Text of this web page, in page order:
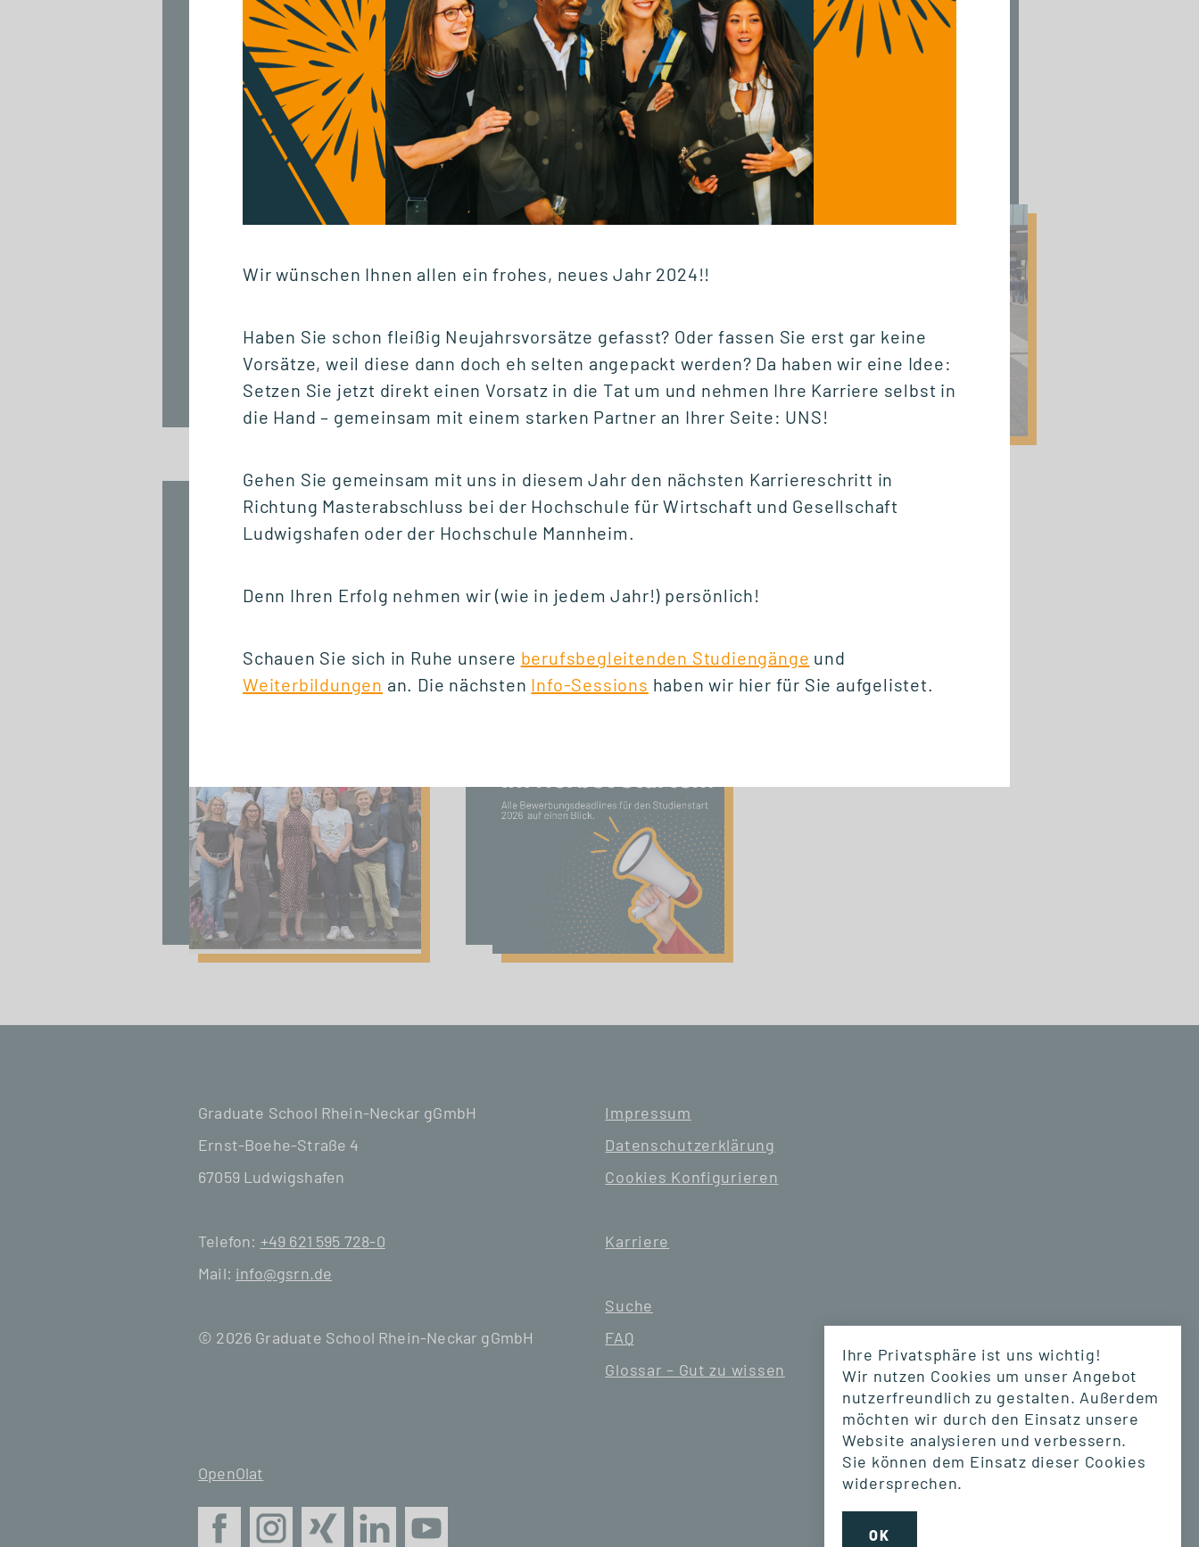
Semesterabschluss
mit digitalen
Praxisprojekten
Wettbewerbsvorteil
Lernen: Gemeinsam
den Mittelstand
stärken
#GSRNonTour:
Logistik hautnah
erleben auf der
Breakbulk Europe
DGWF-
2026:
Wissenschaftliche
gemeinsam stärken
15.06.2026
Bewerbungsschluss
im Wintersemester
2026/27 naht
Wir wünschen Ihnen allen ein frohes, neues Jahr 2024!!
Haben Sie schon fleißig Neujahrsvorsätze gefasst? Oder fassen Sie erst gar keine
Vorsätze, weil diese dann doch eh selten angepackt werden? Da haben wir eine Idee:
Setzen Sie jetzt direkt einen Vorsatz in die Tat um und nehmen Ihre Karriere selbst in
die Hand – gemeinsam mit einem starken Partner an Ihrer Seite: UNS!
Gehen Sie gemeinsam mit uns in diesem Jahr den nächsten Karriereschritt in
Richtung Masterabschluss bei der Hochschule für Wirtschaft und Gesellschaft
Ludwigshafen oder der Hochschule Mannheim.
Denn Ihren Erfolg nehmen wir (wie in jedem Jahr!) persönlich!
Schauen Sie sich in Ruhe unsere berufsbegleitenden Studiengänge und
Weiterbildungen an. Die nächsten Info-Sessions haben wir hier für Sie aufgelistet.
Graduate School Rhein-Neckar gGmbH
Ernst-Boehe-Straße 4
67059 Ludwigshafen
Telefon: +49 621 595 728-0
Mail: info@gsrn.de
© 2026 Graduate School Rhein-Neckar gGmbH
Impressum
Datenschutzerklärung
Cookies Konfigurieren
Karriere
Suche
FAQ
Glossar – Gut zu wissen
OpenOlat
Ihre Privatsphäre ist uns wichtig!
Wir nutzen Cookies um unser Angebot
nutzerfreundlich zu gestalten. Außerdem
möchten wir durch den Einsatz unsere
Website analysieren und verbessern.
Sie können dem Einsatz dieser Cookies
widersprechen.
OK